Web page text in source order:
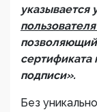
указывается
сертификата
подписи».
Без